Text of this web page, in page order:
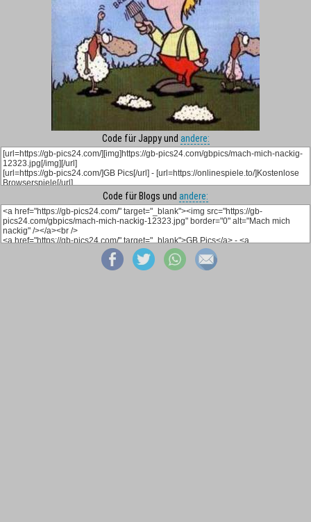
Code für Jappy und andere:
Code für Blogs und andere: